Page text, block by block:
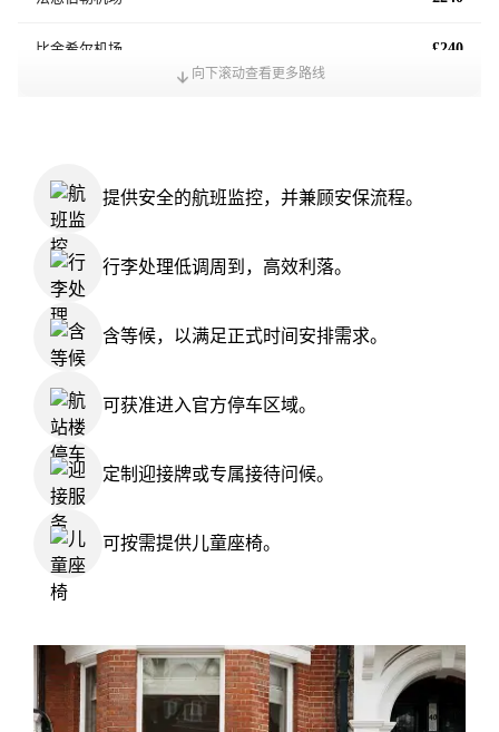
比金希尔机场 £240
向下滚动查看更多路线
提供安全的航班监控，并兼顾安保流程。
行李处理低调周到，高效利落。
含等候，以满足正式时间安排需求。
可获准进入官方停车区域。
定制迎接牌或专属接待问候。
可按需提供儿童座椅。